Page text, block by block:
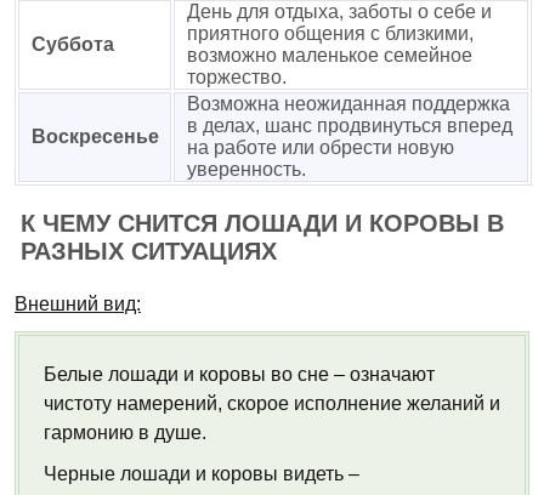
Суббота
День для отдыха, заботы о себе и
приятного общения с близкими,
возможно маленькое семейное
торжество.
Воскресенье
Возможна неожиданная поддержка
в делах, шанс продвинуться вперед
на работе или обрести новую
уверенность.
К ЧЕМУ СНИТСЯ ЛОШАДИ И КОРОВЫ В
РАЗНЫХ СИТУАЦИЯХ
Внешний вид:
Белые лошади и коровы во сне – означают
чистоту намерений, скорое исполнение желаний и
гармонию в душе.
Черные лошади и коровы видеть –